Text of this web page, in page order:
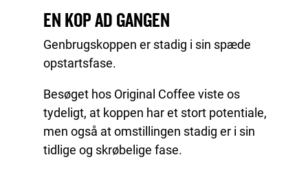
EN KOP AD GANGEN
Genbrugskoppen er stadig i sin spæde
opstartsfase.
Besøget hos Original Coffee viste os
tydeligt, at koppen har et stort potentiale,
men også at omstillingen stadig er i sin
tidlige og skrøbelige fase.